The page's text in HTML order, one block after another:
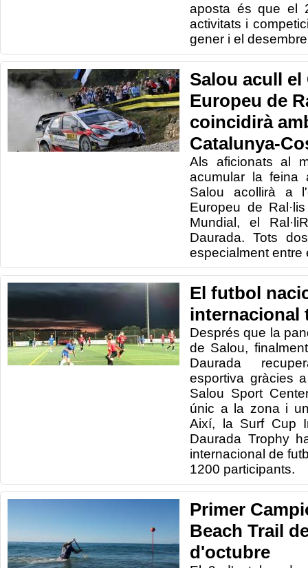
aposta és que el
activitats i
gener i el
Salou acull
Europeu de
coincidirà
Catalunya-
Als aficionats al
acumular la feina
Salou acollirà a
Europeu de
Mundial, el
Daurada. Tots
especialment entre
El futbol
internacional
Després que la
de Salou,
Daurada
esportiva gràcies
Salou Sport
únic a la zona i
Així, la Surf Cup
Daurada Trophy
internacional de
1200 participants.
Primer
Beach Trail
d'octubre